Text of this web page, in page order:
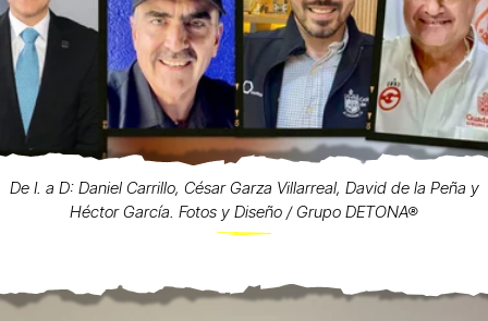
De I. a D: Daniel Carrillo, César Garza Villarreal, David de la Peña y
Héctor García. Fotos y Diseño / Grupo DETONA®